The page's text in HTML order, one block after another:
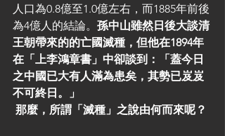
人口為0.8億至1.0億左右，而1885年前後
為4億人的結論。 孫中山雖然日後大談清
王朝帶來的的亡國滅種，但他在1894年
在「上李鴻章書」中卻談到：「蓋今日
之中國已大有人滿為患矣，其勢已岌岌
不可終日。」
那麼，所謂「滅種」之說由何而來呢？